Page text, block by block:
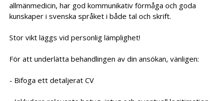
allmänmedicin, har god kommunikativ förmåga och goda
kunskaper i svenska språket i både tal och skrift.
Stor vikt läggs vid personlig lämplighet!
För att underlätta behandlingen av din ansökan, vänligen:
- Bifoga ett detaljerat CV